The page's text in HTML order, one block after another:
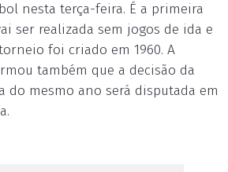
nesta terça-feira. É a primeira
ser realizada sem jogos de ida e
foi criado em 1960. A
também que a decisão da
do mesmo ano será disputada em